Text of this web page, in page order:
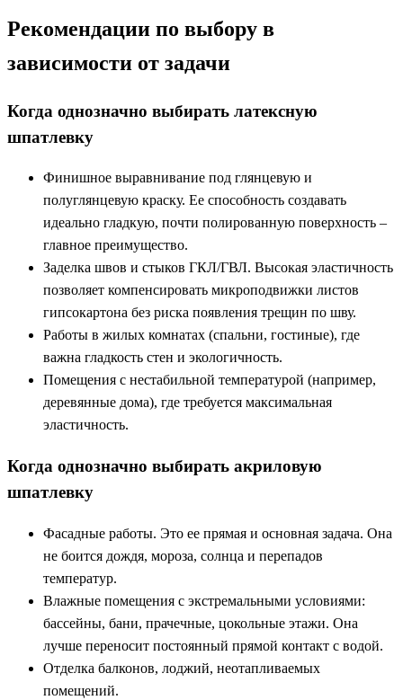
Рекомендации по выбору в
зависимости от задачи
Когда однозначно выбирать латексную
шпатлевку
Финишное выравнивание под глянцевую и
полуглянцевую краску. Ее способность создавать
идеально гладкую, почти полированную поверхность –
главное преимущество.
Заделка швов и стыков ГКЛ/ГВЛ. Высокая эластичность
позволяет компенсировать микроподвижки листов
гипсокартона без риска появления трещин по шву.
Работы в жилых комнатах (спальни, гостиные), где
важна гладкость стен и экологичность.
Помещения с нестабильной температурой (например,
деревянные дома), где требуется максимальная
эластичность.
Когда однозначно выбирать акриловую
шпатлевку
Фасадные работы. Это ее прямая и основная задача. Она
не боится дождя, мороза, солнца и перепадов
температур.
Влажные помещения с экстремальными условиями:
бассейны, бани, прачечные, цокольные этажи. Она
лучше переносит постоянный прямой контакт с водой.
Отделка балконов, лоджий, неотапливаемых
помещений.